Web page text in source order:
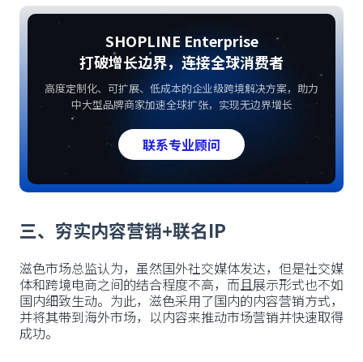
SHOPLINE Enterprise
打破增长边界，连接全球消费者
高度定制化、可扩展、低成本的企业级跨境解决方案，助力
中大型品牌商家加速全球扩张，实现无边界增长
联系专业顾问
三、穷实内容营销+联名IP
滋色市场总监认为，虽然国外社交媒体发达，但是社交媒
体和跨境电商之间的结合程度不高，而且展示形式也不如
国内细致生动。为此，滋色采用了国内的内容营销方式，
并将其带到海外市场，以内容来推动市场营销并快速取得
成功。